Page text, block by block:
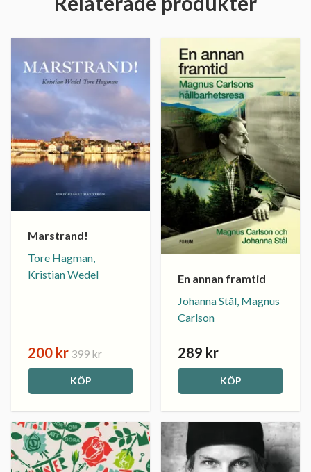
Marstrand!
Tore Hagman,
Kristian Wedel
200 kr399 kr
KÖP
En annan framtid
Johanna Stål, Magnus
Carlson
289 kr
KÖP